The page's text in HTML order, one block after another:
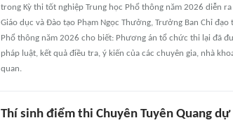
trong Kỳ thi tốt nghiệp Trung học Phổ thông năm 2026 diễn
Giáo dục và Đào tạo Phạm Ngọc Thưởng, Trưởng Ban Chỉ
Phổ thông năm 2026 cho biết: Phương án tổ chức thi lại đã
pháp luật, kết quả điều tra, ý kiến của các chuyên gia, nhà
quan.
Thí sinh điểm thi Chuyên Tuyên Quang